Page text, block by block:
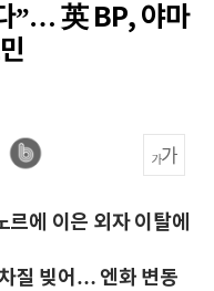
”… 英 BP, 야마
에 이은 외자 이탈에
질 빚어… 엔화 변동